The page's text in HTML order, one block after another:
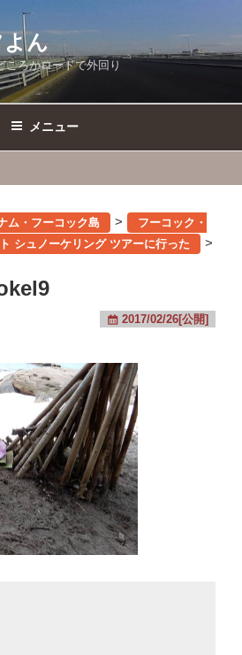
ん
ころかロードで外回り
メニュー
ム・フーコック島 >
フーコック・
シュノーケリング ツアーに行った
>
2017/02/26[公開]